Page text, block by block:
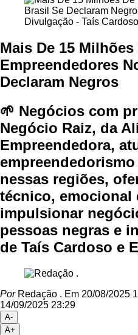
Divulgação - Taís Cardoso
Mais De 15 Milhões
Empreendedores
Declaram Negros
🌱 Negócios com
Negócio Raiz, da
Empreendedora,
nessas regiões,
técnico, emocional
impulsionar
pessoas negras e
de Taís Cardoso e
PorRedação . Em 20/08/2025
14/09/2025 23:29
A-
A+